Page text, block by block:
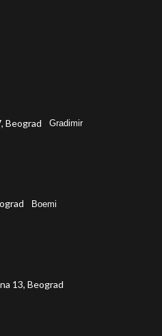
Gradimir
Boemi